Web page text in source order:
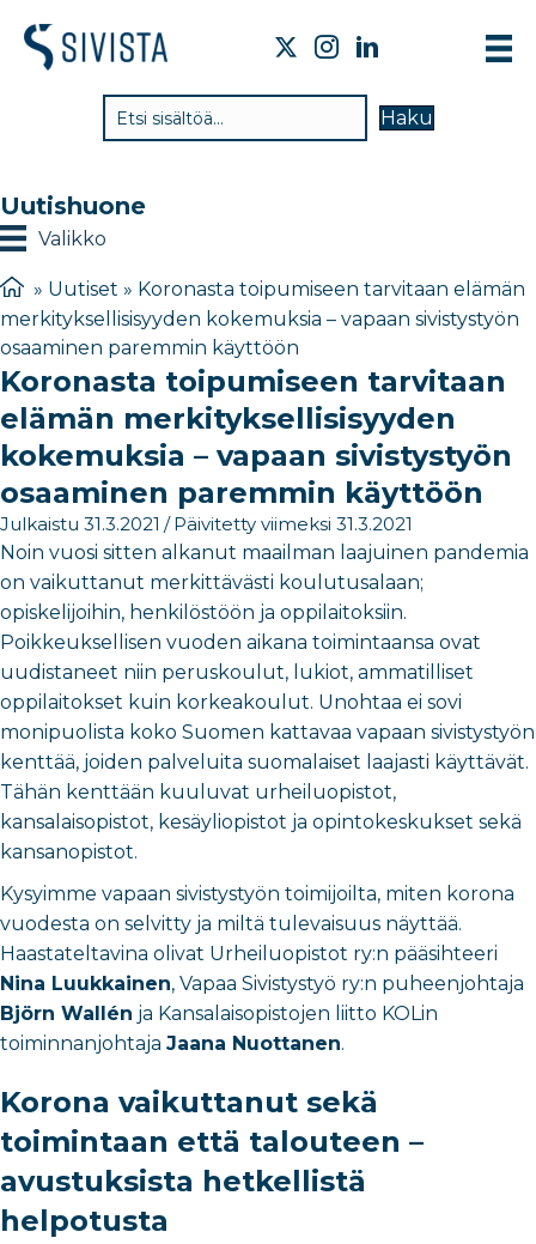
Haku
Uutishuone
Valikko
» Uutiset » Koronasta toipumiseen tarvitaan elämän
merkityksellisisyyden kokemuksia – vapaan sivistystyön
osaaminen paremmin käyttöön
Koronasta toipumiseen tarvitaan
elämän merkityksellisisyyden
kokemuksia – vapaan sivistystyön
osaaminen paremmin käyttöön
Julkaistu 31.3.2021 / Päivitetty viimeksi 31.3.2021
Noin vuosi sitten alkanut maailman laajuinen pandemia
on vaikuttanut merkittävästi koulutusalaan;
opiskelijoihin, henkilöstöön ja oppilaitoksiin.
Poikkeuksellisen vuoden aikana toimintaansa ovat
uudistaneet niin peruskoulut, lukiot, ammatilliset
oppilaitokset kuin korkeakoulut. Unohtaa ei sovi
monipuolista koko Suomen kattavaa vapaan sivistystyön
kenttää, joiden palveluita suomalaiset laajasti käyttävät.
Tähän kenttään kuuluvat urheiluopistot,
kansalaisopistot, kesäyliopistot ja opintokeskukset sekä
kansanopistot.
Kysyimme vapaan sivistystyön toimijoilta, miten korona
vuodesta on selvitty ja miltä tulevaisuus näyttää.
Haastateltavina olivat Urheiluopistot ry:n pääsihteeri
Nina Luukkainen, Vapaa Sivistystyö ry:n puheenjohtaja
Björn Wallén ja Kansalaisopistojen liitto KOLin
toiminnanjohtaja Jaana Nuottanen.
Korona vaikuttanut sekä
toimintaan että talouteen –
avustuksista hetkellistä
helpotusta